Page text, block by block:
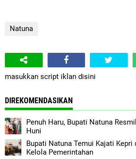
Natuna
masukkan script iklan disini
DIREKOMENDASIKAN
Penuh Haru, Bupati Natuna
Huni
Bupati Natuna Temui Kajati Kepri
Kelola Pemerintahan